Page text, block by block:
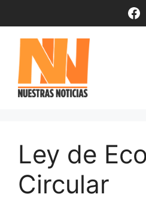
contenido
Ley de
Circular